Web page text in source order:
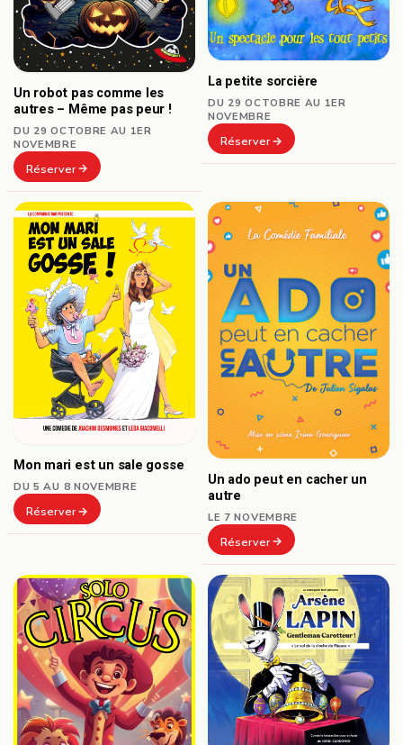
Un robot pas comme les
autres – Même pas peur !
DU 29 OCTOBRE AU 1ER
NOVEMBRE
Réserver
La petite sorcière
DU 29 OCTOBRE AU 1ER
NOVEMBRE
Réserver
Mon mari est un sale gosse
DU 5 AU 8 NOVEMBRE
Réserver
Un ado peut en cacher un
autre
LE 7 NOVEMBRE
Réserver